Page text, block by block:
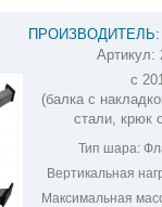
ПРОИЗВОДИТЕЛЬ:
ФАРКОП НААртикул:
с
(балка с
стали, крюк
Тип шара:
Вертикальная
Максимальная